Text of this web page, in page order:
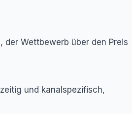
Wettbewerb über den Preis
und kanalspezifisch,